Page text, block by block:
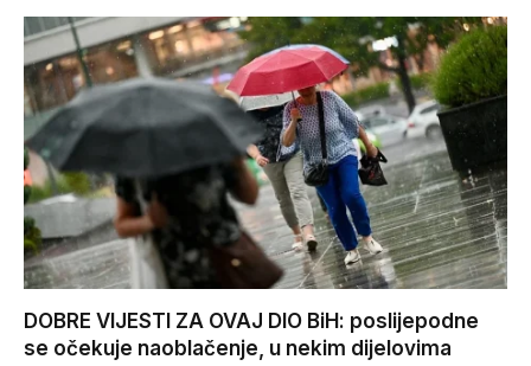
DOBRE VIJESTI ZA OVAJ DIO BiH: poslijepodne
se očekuje naoblačenje, u nekim dijelovima